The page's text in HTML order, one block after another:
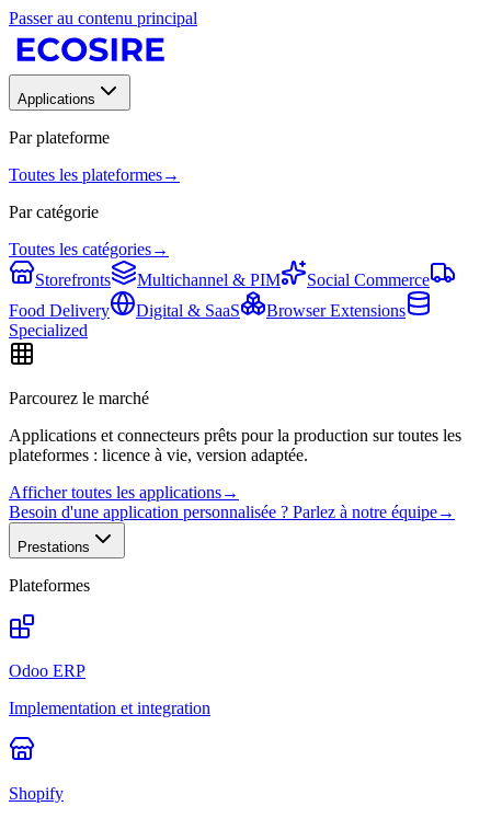
Passer au contenu principal
Applications
Par plateforme
Toutes les plateformes→
Par catégorie
Toutes les catégories→
Storefronts
Multichannel & PIM
Social Commerce
Food Delivery
Digital & SaaS
Browser Extensions
Specialized
Parcourez le marché
Applications et connecteurs prêts pour la production sur toutes les
plateformes : licence à vie, version adaptée.
Afficher toutes les applications→
Besoin d'une application personnalisée ? Parlez à notre équipe→
Prestations
Plateformes
Odoo ERP
Implementation et integration
Shopify